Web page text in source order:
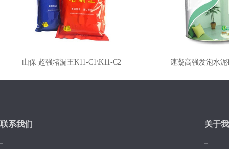
山保 超强堵漏王K11-C1\K11-C2 速凝高强发泡水泥
联系我们 关于